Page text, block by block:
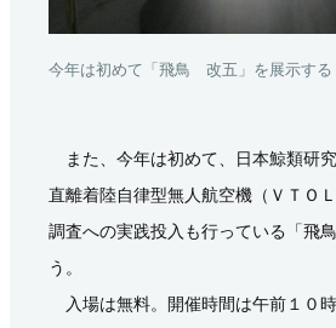
今年は初めて「飛鳥 改五」を展示する
また、今年は初めて、日本鯨類研
直離着陸自律型無人航空機（ＶＴＯ
調査への実践投入も行っている「飛
う。
入場は無料。開催時間は午前１０